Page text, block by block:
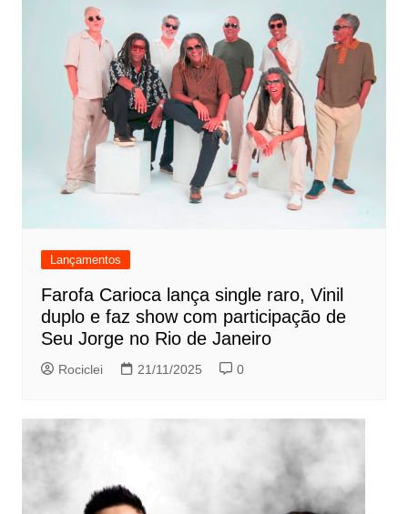
Lançamentos
Farofa Carioca lança single raro, Vinil
duplo e faz show com participação de
Seu Jorge no Rio de Janeiro
Rociclei 21/11/2025 0